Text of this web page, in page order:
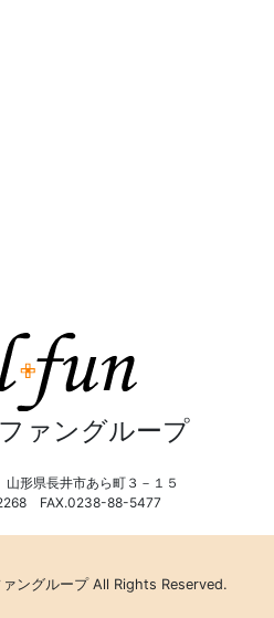
ァングループ
形県長井市あら町３－１５
FAX.0238-88-5477
ングループ All Rights Reserved.